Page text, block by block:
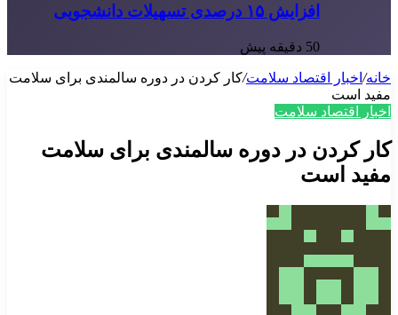
افزایش ۱۵ درصدی تسهیلات دانشجویی
50 دقیقه پیش
خانه/ اخبار اقتصاد سلامت/کار کردن در دوره سالمندی برای سلامت
مفید است
اخبار اقتصاد سلامت
کار کردن در دوره سالمندی برای سلامت
مفید است